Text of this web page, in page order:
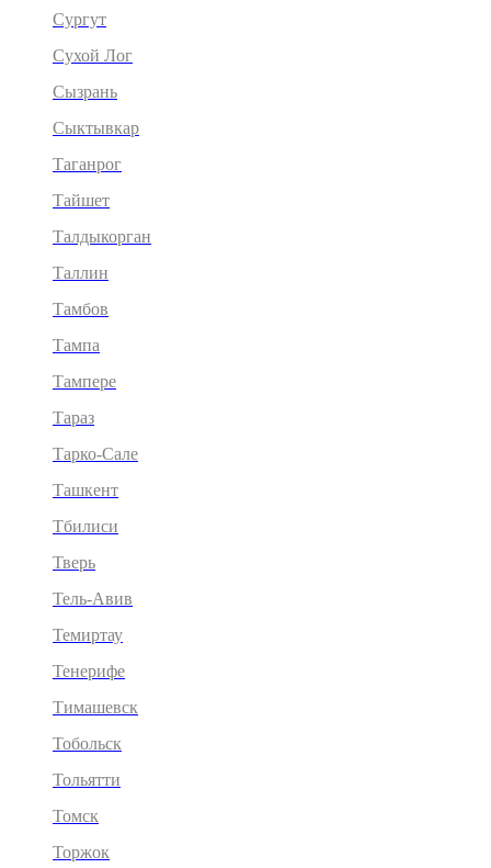
Сургут
Сухой Лог
Сызрань
Сыктывкар
Таганрог
Тайшет
Талдыкорган
Таллин
Тамбов
Тампа
Тампере
Тараз
Тарко-Сале
Ташкент
Тбилиси
Тверь
Тель-Авив
Темиртау
Тенерифе
Тимашевск
Тобольск
Тольятти
Томск
Торжок